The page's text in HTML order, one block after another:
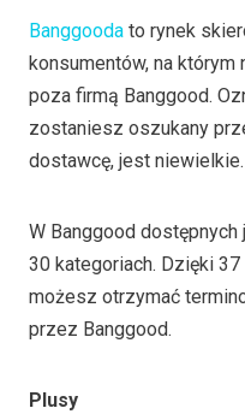
Banggooda to rynek
konsumentów, na
poza firmą Banggood.
zostaniesz oszukany
dostawcę, jest niewielkie.
W Banggood
30 kategoriach. Dzięki
możesz otrzymać
przez Banggood.
Plusy